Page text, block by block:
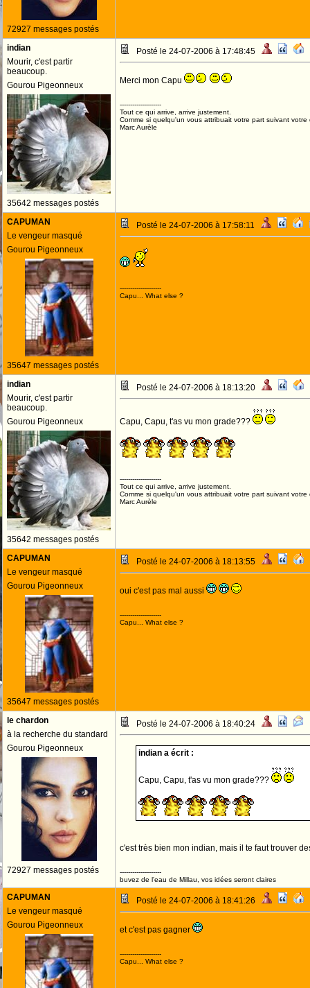
72927 messages postés
indian
Mourir, c'est partir
beaucoup.
Gourou Pigeonneux
35642 messages postés
Posté le 24-07-2006 à 17:48:45
Merci mon Capu
--------------------
Tout ce qui arrive, arrive justement.
Comme si quelqu'un vous attribuait votre part suivant votre
Marc Aurèle
CAPUMAN
Le vengeur masqué
Gourou Pigeonneux
35647 messages postés
Posté le 24-07-2006 à 17:58:11
--------------------
Capu... What else ?
indian
Mourir, c'est partir
beaucoup.
Gourou Pigeonneux
35642 messages postés
Posté le 24-07-2006 à 18:13:20
Capu, Capu, t'as vu mon grade???
--------------------
Tout ce qui arrive, arrive justement.
Comme si quelqu'un vous attribuait votre part suivant votre
Marc Aurèle
CAPUMAN
Le vengeur masqué
Gourou Pigeonneux
35647 messages postés
Posté le 24-07-2006 à 18:13:55
oui c'est pas mal aussi
--------------------
Capu... What else ?
le chardon
à la recherche du standard
Gourou Pigeonneux
72927 messages postés
Posté le 24-07-2006 à 18:40:24
indian a écrit :
Capu, Capu, t'as vu mon grade???
c'est très bien mon indian, mais il te faut trouver
--------------------
buvez de l'eau de Millau, vos idées seront claires
CAPUMAN
Le vengeur masqué
Gourou Pigeonneux
Posté le 24-07-2006 à 18:41:26
et c'est pas gagner
--------------------
Capu... What else ?